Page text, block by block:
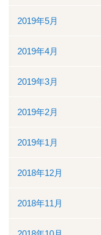
2019年5月
2019年4月
2019年3月
2019年2月
2019年1月
2018年12月
2018年11月